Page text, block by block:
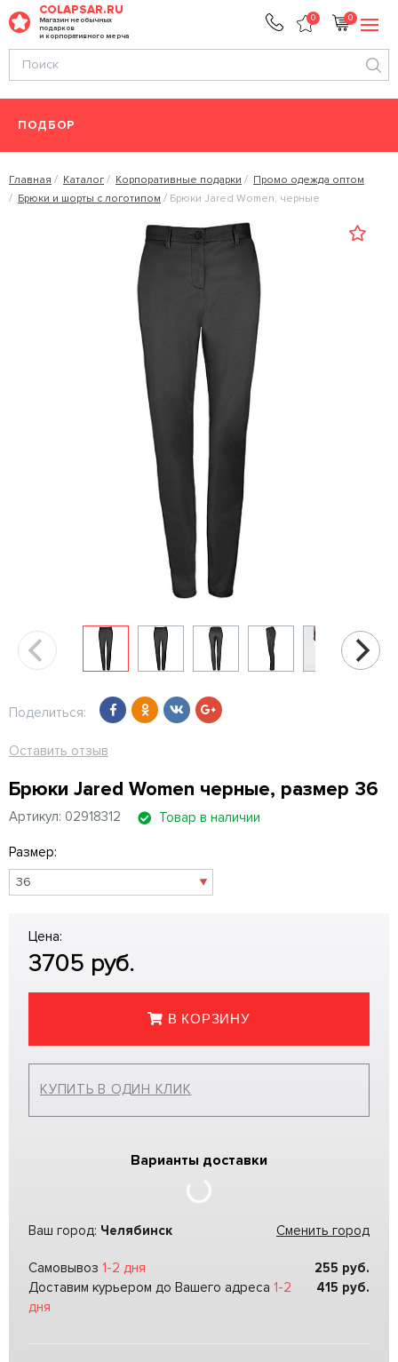
COLAPSAR.RU
Магазин необычных
подарков
и корпоративного мерча
0 0
ПОДБОР
Главная Каталог Корпоративные подарки
Промо одежда оптом
Брюки и шорты с логотипом
Брюки Jared Women, черные
Поделиться:
Оставить отзыв
Брюки Jared Women черные, размер 36
Артикул: 02918312 Товар в наличии
Размер:
Цена:
3705 руб.
В КОРЗИНУ
КУПИТЬ В ОДИН КЛИК
Варианты доставки
Ваш город: Челябинск Сменить город
Самовывоз 1-2 дня 255 руб.
Доставим курьером до Вашего адреса 1-2
дня
415 руб.